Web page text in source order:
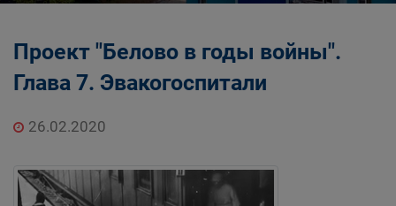
Проект "Белово в годы войны".
Глава 7. Эвакогоспитали
26.02.2020